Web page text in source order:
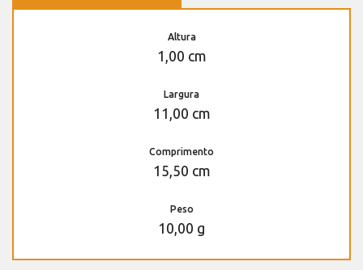
Altura
1,00 cm
Largura
11,00 cm
Comprimento
15,50 cm
Peso
10,00 g